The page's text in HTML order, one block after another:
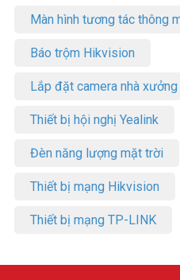
Màn hình tương tác thông
Báo trộm Hikvision
Lắp đặt camera nhà xưởng
Thiết bị hội nghị Yealink
Đèn năng lượng mặt trời
Thiết bị mạng Hikvision
Thiết bị mạng TP-LINK